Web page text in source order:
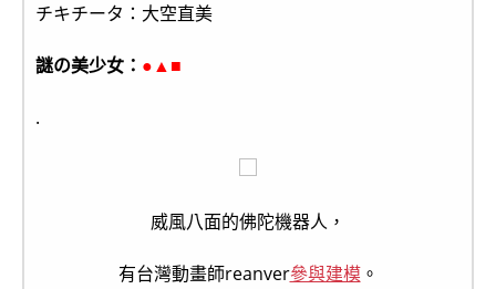
チキチータ：大空直美
謎の美少女： ●▲■
.
威風八面的佛陀機器人，
有台灣動畫師reanver參與建模。